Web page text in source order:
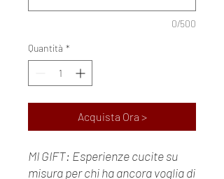
0/500
Quantità *
Acquista Ora >
MI GIFT: Esperienze cucite su
misura per chi ha ancora voglia di